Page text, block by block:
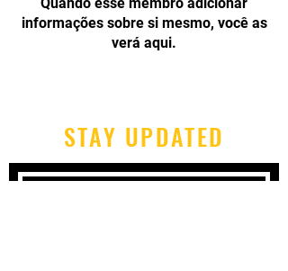
informações sobre si mesmo, você as
verá aqui.
STAY UPDATED